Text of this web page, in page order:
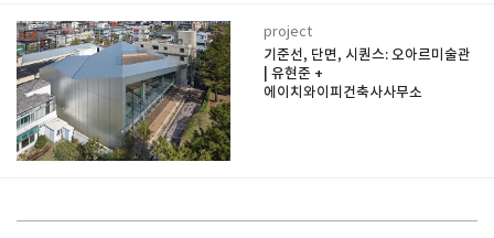
project
기준선, 단면, 시퀀스: 오아르미술관
| 유현준 +
에이치와이피건축사사무소